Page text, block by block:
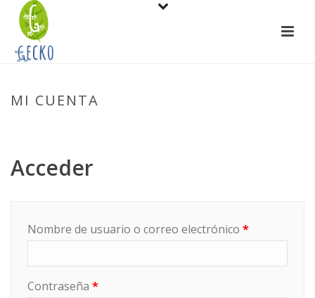
MI CUENTA
Acceder
Nombre de usuario o correo electrónico *Obligatorio
Contraseña *Obligatorio